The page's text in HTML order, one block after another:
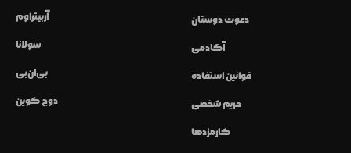
آربیتراوم
سولانا
بی‌ان‌بی
دوج کوین
دعوت دوستان
آکادمی
قوانین استفاده
حریم شخصی
کارمزدها